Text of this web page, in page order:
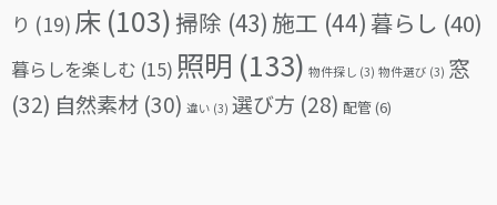
り (19) 床 (103)掃除 (43) 施工 (44) 暮らし (40)
暮らしを楽しむ (15) 照明 (133) 物件探し (3) 物件選び (3) 窓
(32) 自然素材 (30) 違い (3) 選び方 (28) 配管(6)